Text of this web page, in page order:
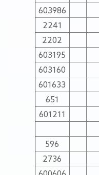
603986
2241
2202
603195
603160
601633
651
601211
596
2736
600606